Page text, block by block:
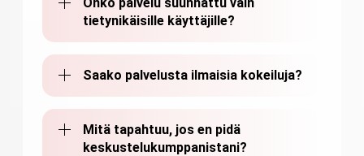
tietynikäisille käyttäjille?
Saako palvelusta ilmaisia kokeiluja?
Mitä tapahtuu, jos en pidä
keskustelukumppanistani?